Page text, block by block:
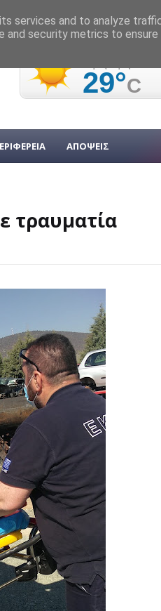
ΑΠΟΨΕΙΣ
τραυματία
services and to analyze
and security metrics to